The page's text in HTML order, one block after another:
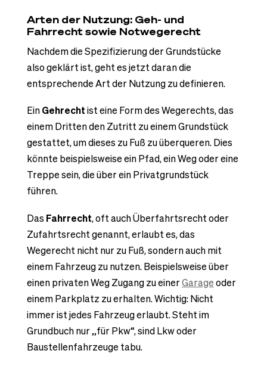
Arten der Nutzung: Geh- und
Fahrrecht sowie Notwegerecht
Nachdem die Spezifizierung der Grundstücke
also geklärt ist, geht es jetzt daran die
entsprechende Art der Nutzung zu definieren.
EinGehrechtist eine Form des Wegerechts, das
einem Dritten den Zutritt zu einem Grundstück
gestattet, um dieses zu Fuß zu überqueren. Dies
könnte beispielsweise ein Pfad, ein Weg oder eine
Treppe sein, die über ein Privatgrundstück
führen.
Das Fahrrecht, oft auch Überfahrtsrecht oder
Zufahrtsrecht genannt, erlaubt es, das
Wegerecht nicht nur zu Fuß, sondern auch mit
einem Fahrzeug zu nutzen. Beispielsweise über
einen privaten Weg Zugang zu einerGarageoder
einem Parkplatz zu erhalten. Wichtig: Nicht
immer ist jedes Fahrzeug erlaubt. Steht im
Grundbuch nur „für Pkw“, sind Lkw oder
Baustellenfahrzeuge tabu.